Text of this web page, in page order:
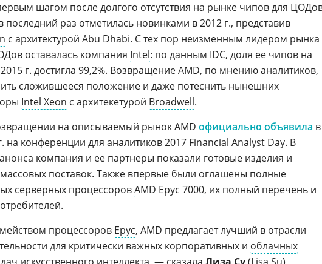
шагом после долгого отсутствия на рынке чипов для
последний раз отметилась новинками в 2012 г., представив
с архитектурой Abu Dhabi. С тех пор неизменным лидером рынка
оставалась компания Intel: по данным IDC, доля ее чипов на
г. достигла 99,2%. Возвращение AMD, по мнению аналитиков,
сложившееся положение и даже потеснить нынешних
Intel Xeon с архитекетурой Broadwell.
на описываемый рынок AMD официально объявила в
на конференции для аналитиков 2017 Financial Analyst Day. В
компания и ее партнеры показали готовые изделия и
поставок. Также впервые были оглашены полные
серверных процессоровAMD Epyc 7000, их полный перечень и
процессоров Epyc, AMD предлагает лучший в отрасли
для критически важных корпоративных и облачных